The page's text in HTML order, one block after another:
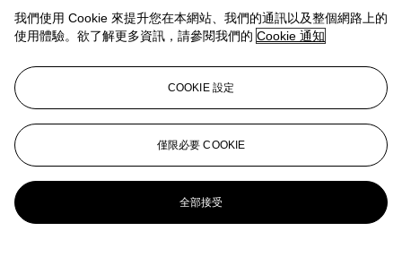
我們使用 Cookie 來提升您在本網站、我們的通訊以及整個網路上的
使用體驗。欲了解更多資訊，請參閱我們的 Cookie 通知
COOKIE 設定
僅限必要 COOKIE
全部接受